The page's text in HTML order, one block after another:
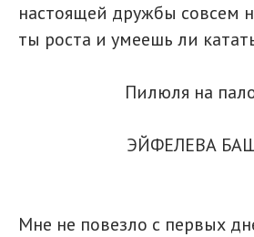
настоящей дружбы совсем
ты роста и умеешь ли
Пилюля на
ЭЙФЕЛЕВА
Мне не повезло с первых